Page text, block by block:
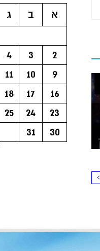
א
ב ג
2
3
4
9
10
11
16
17
18
23
24
25
30
31